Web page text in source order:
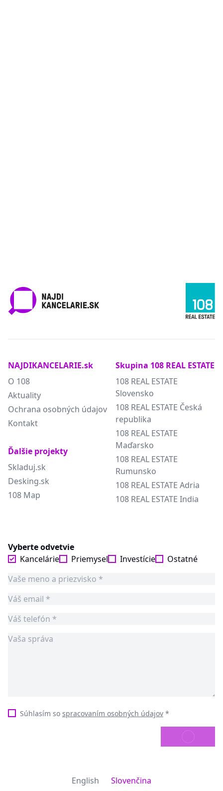
NAJDIKANCELARIE.sk
O 108
Aktuality
Ochrana osobných údajov
Kontakt
Ďalšie projekty
Skladuj.sk
Desking.sk
108 Map
Skupina 108 REAL ESTATE
108 REAL ESTATE
Slovensko
108 REAL ESTATE Česká
republika
108 REAL ESTATE
Maďarsko
108 REAL ESTATE
Rumunsko
108 REAL ESTATE Adria
108 REAL ESTATE India
Vyberte odvetvie
Kancelárie
Priemysel Investície Ostatné
Súhlasím so spracovaním osobných údajov *
English Slovenčina